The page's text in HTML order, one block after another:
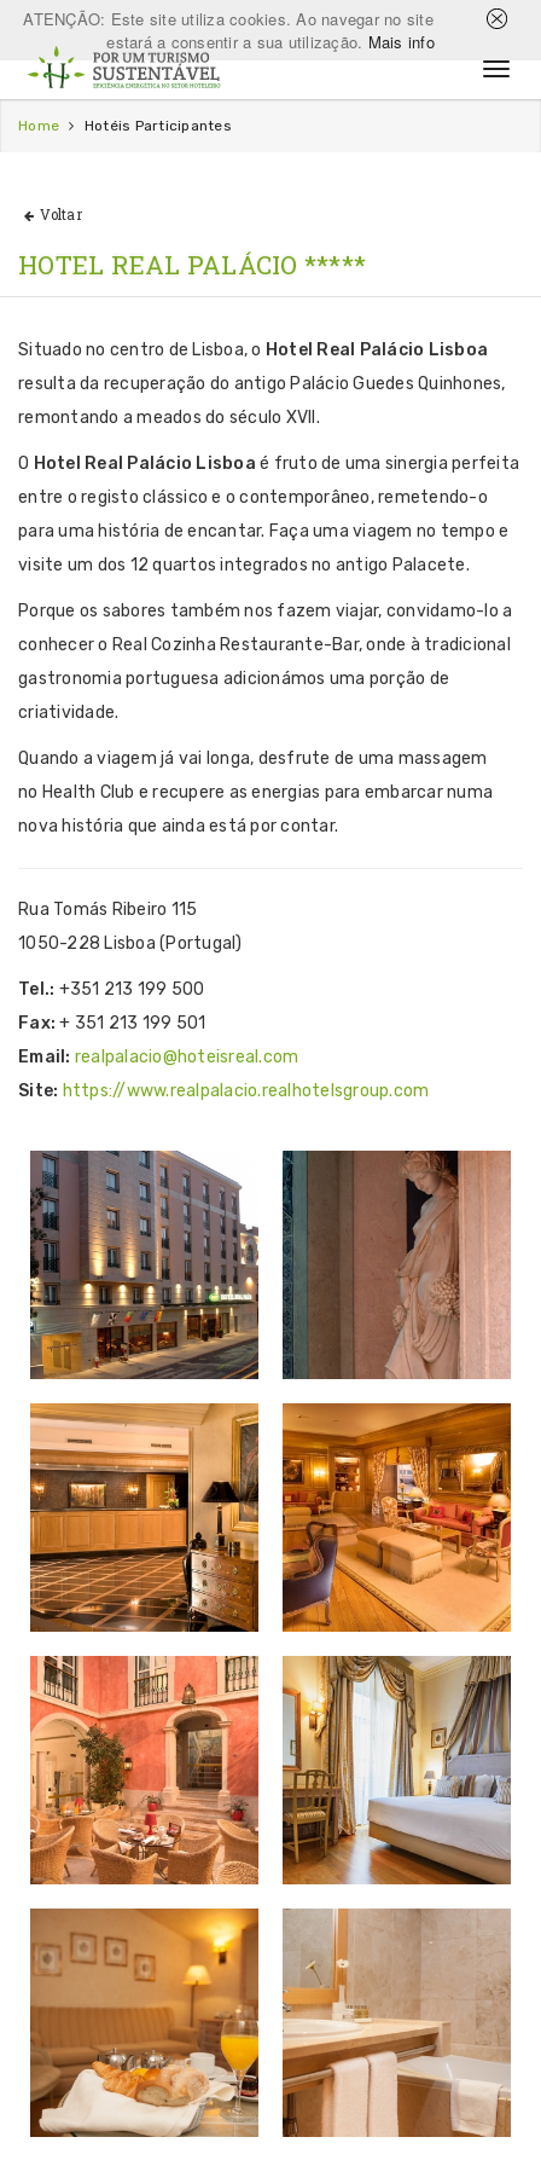
ATENÇÃO: Este site utiliza cookies. Ao navegar no site
estará a consentir a sua utilização. Mais info
Home Hotéis Participantes
Voltar
HOTEL REAL PALÁCIO *****
Situado no centro de Lisboa, o Hotel Real Palácio Lisboa
resulta da recuperação do antigo Palácio Guedes Quinhones,
remontando a meados do século XVII.
O Hotel Real Palácio Lisboa é fruto de uma sinergia perfeita
entre o registo clássico e o contemporâneo, remetendo-o
para uma história de encantar. Faça uma viagem no tempo e
visite um dos 12 quartos integrados no antigo Palacete.
Porque os sabores também nos fazem viajar, convidamo-lo a
conhecer o Real Cozinha Restaurante-Bar, onde à tradicional
gastronomia portuguesa adicionámos uma porção de
criatividade.
Quando a viagem já vai longa, desfrute de uma massagem
no Health Club e recupere as energias para embarcar numa
nova história que ainda está por contar.
Rua Tomás Ribeiro 115
1050-228 Lisboa (Portugal)
Tel.: +351 213 199 500
Fax: + 351 213 199 501
Email: realpalacio@hoteisreal.com
Site: https://www.realpalacio.realhotelsgroup.com